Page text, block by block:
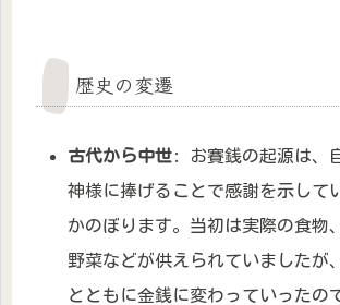
歴史の変遷
古代から中世: お賽銭の起源は、
神様に捧げることで感謝を示して
かのぼります。当初は実際の食物
野菜などが供えられていましたが
とともに金銭に変わっていったの